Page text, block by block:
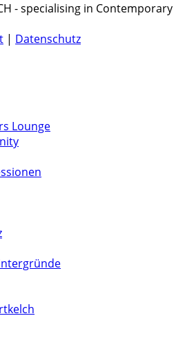
- specialising in Contemporary
| Datenschutz
Lounge